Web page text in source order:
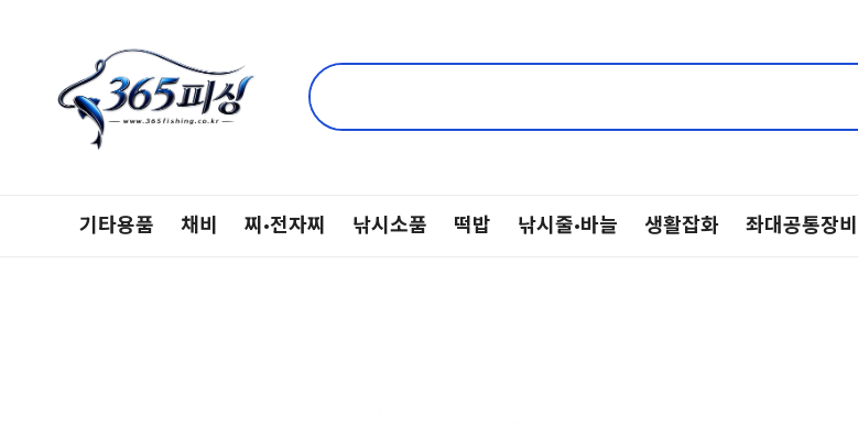
기타용품 채비 찌·전자찌 낚시소품 떡밥 낚시줄·바늘 생활잡화 좌대공통장비